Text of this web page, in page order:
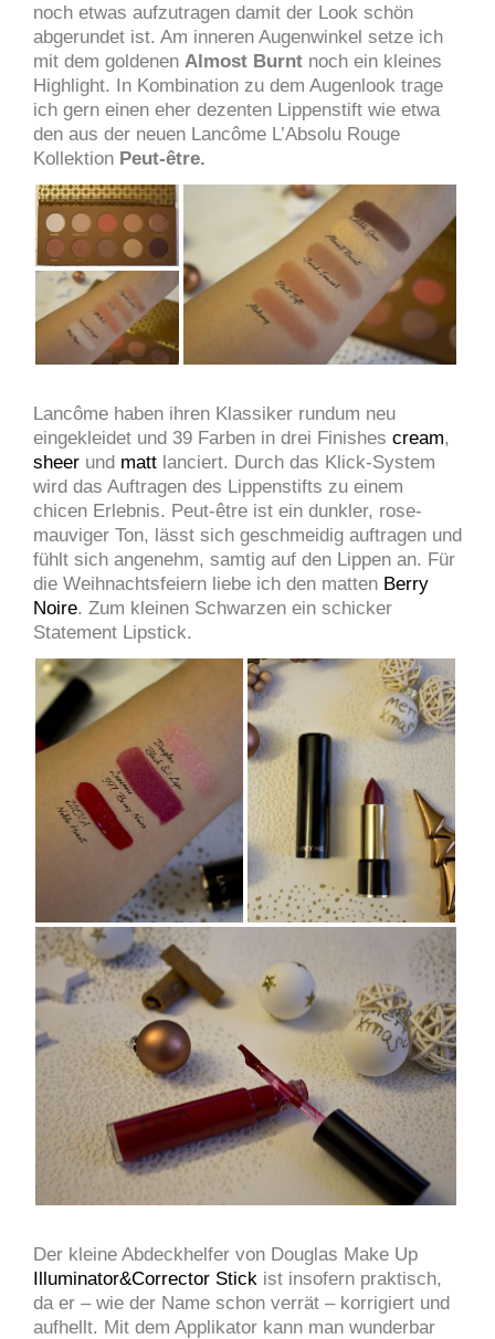
noch etwas aufzutragen damit der Look schön
abgerundet ist. Am inneren Augenwinkel setze ich
mit dem goldenen Almost Burnt noch ein kleines
Highlight. In Kombination zu dem Augenlook trage
ich gern einen eher dezenten Lippenstift wie etwa
den aus der neuen Lancôme L’Absolu Rouge
Kollektion Peut-être.
Lancôme haben ihren Klassiker rundum neu
eingekleidet und 39 Farben in drei Finishes cream,
sheer und matt lanciert. Durch das Klick-System
wird das Auftragen des Lippenstifts zu einem
chicen Erlebnis. Peut-être ist ein dunkler, rose-
mauviger Ton, lässt sich geschmeidig auftragen und
fühlt sich angenehm, samtig auf den Lippen an. Für
die Weihnachtsfeiern liebe ich den matten Berry
Noire. Zum kleinen Schwarzen ein schicker
Statement Lipstick.
Der kleine Abdeckhelfer von Douglas Make Up
Illuminator&Corrector Stick ist insofern praktisch,
da er – wie der Name schon verrät – korrigiert und
aufhellt. Mit dem Applikator kann man wunderbar